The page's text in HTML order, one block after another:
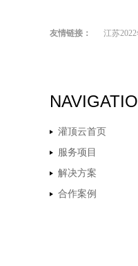
友情链接： 江苏
灌顶云首页
服务项目
解决方案
合作案例